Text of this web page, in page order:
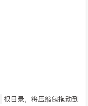
根目录，将压缩包拖动到